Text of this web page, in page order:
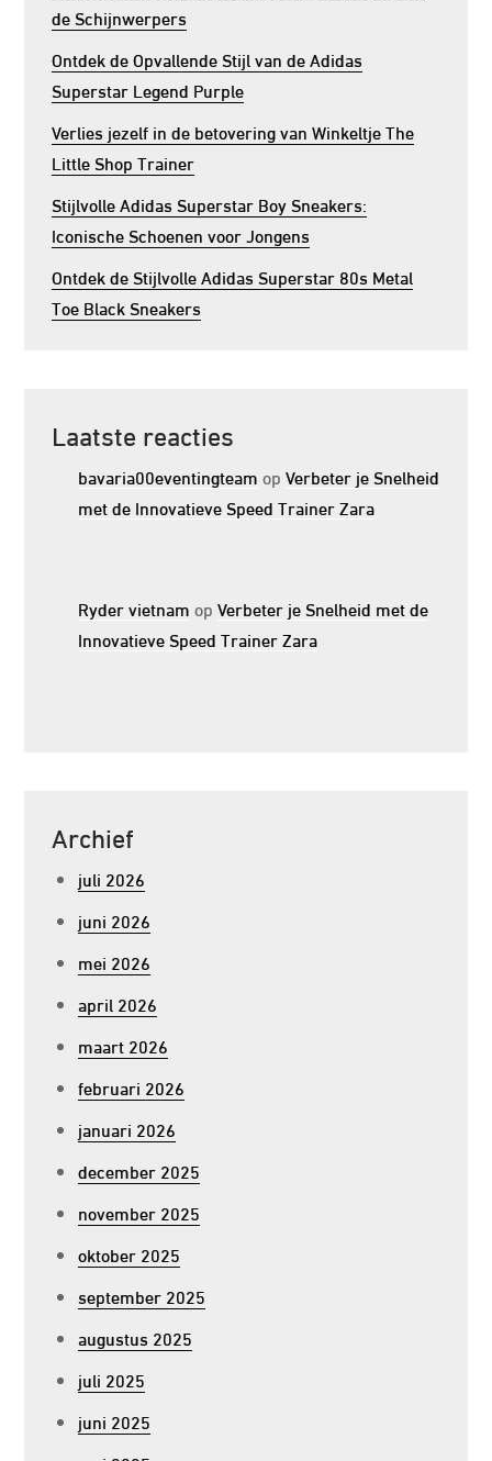
de Schijnwerpers
Ontdek de Opvallende Stijl van de Adidas
Superstar Legend Purple
Verlies jezelf in de betovering van Winkeltje The
Little Shop Trainer
Stijlvolle Adidas Superstar Boy Sneakers:
Iconische Schoenen voor Jongens
Ontdek de Stijlvolle Adidas Superstar 80s Metal
Toe Black Sneakers
Laatste reacties
bavaria00eventingteam opVerbeter je Snelheid
met de Innovatieve Speed Trainer Zara
Ryder vietnam opVerbeter je Snelheid met de
Innovatieve Speed Trainer Zara
Archief
juli 2026
juni 2026
mei 2026
april 2026
maart 2026
februari 2026
januari 2026
december 2025
november 2025
oktober 2025
september 2025
augustus 2025
juli 2025
juni 2025